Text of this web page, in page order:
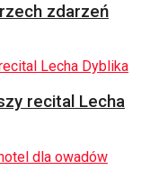
zdarzeń
recital Lecha